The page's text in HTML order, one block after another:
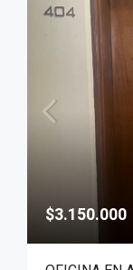
$3.150.000